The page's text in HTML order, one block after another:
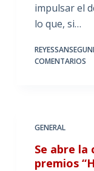
impulsar el
lo que, si…
COMENTARIOS
GENERAL
Se abre
premios